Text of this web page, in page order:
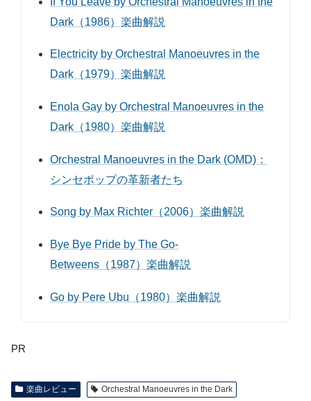
Dark（1986）楽曲解説
Electricity by Orchestral Manoeuvres in the
Dark（1979）楽曲解説
Enola Gay by Orchestral Manoeuvres in the
Dark（1980）楽曲解説
Orchestral Manoeuvres in the Dark (OMD)：
シンセポップの革新者たち
Song by Max Richter（2006）楽曲解説
Bye Bye Pride by The Go-
Betweens（1987）楽曲解説
Go by Pere Ubu（1980）楽曲解説
PR
楽曲レビュー Orchestral Manoeuvres in the Dark